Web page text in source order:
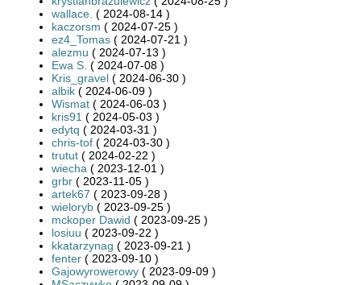
wallace. ( 2024-08-14 )
kaczorsm ( 2024-07-25 )
ez4_Tomas ( 2024-07-21 )
alezmu ( 2024-07-13 )
Ewa S. ( 2024-07-08 )
Kris_gravel ( 2024-06-30 )
albik ( 2024-06-09 )
Wismat ( 2024-06-03 )
kris91 ( 2024-05-03 )
edytq ( 2024-03-31 )
chris-tof ( 2024-03-30 )
trutut ( 2024-02-22 )
wiecha ( 2023-12-01 )
grbr ( 2023-11-05 )
artek67 ( 2023-09-28 )
wieloryb ( 2023-09-25 )
mckoper Dawid ( 2023-09-25 )
losiuu ( 2023-09-22 )
kkatarzynag ( 2023-09-21 )
fenter ( 2023-09-10 )
Gajowyrowerowy ( 2023-09-09 )